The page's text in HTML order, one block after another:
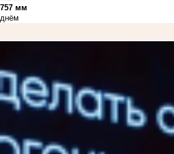
757 мм
днём